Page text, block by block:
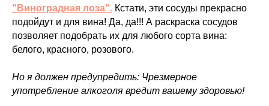
"Виноградная лоза". Кстати, эти сосуды прекрасно
подойдут и для вина! Да, да!!! А раскраска сосудов
позволяет подобрать их для любого сорта вина:
белого, красного, розового.
Но я должен предупредить: Чрезмерное
употребление алкоголя вредит вашему здоровью!